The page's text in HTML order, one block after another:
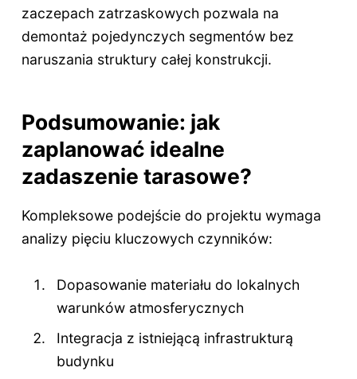
zaczepach zatrzaskowych pozwala na
demontaż pojedynczych segmentów bez
naruszania struktury całej konstrukcji.
Podsumowanie: jak
zaplanować idealne
zadaszenie tarasowe?
Kompleksowe podejście do projektu wymaga
analizy pięciu kluczowych czynników:
Dopasowanie materiału do lokalnych
warunków atmosferycznych
Integracja z istniejącą infrastrukturą
budynku